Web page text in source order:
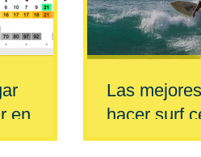
en
Las
hacer surf
Santander